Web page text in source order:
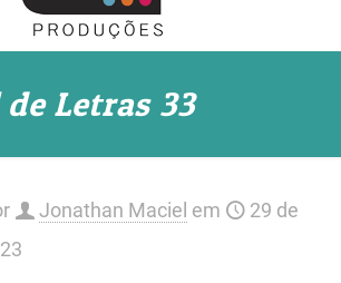
Letras 33
Jonathan Maciel em
29 de